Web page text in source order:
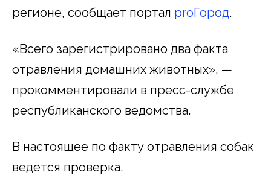
регионе, сообщает портал proГород.
«Всего зарегистрировано два факта
отравления домашних животных», —
прокомментировали в пресс-службе
республиканского ведомства.
В настоящее по факту отравления собак
ведется проверка.